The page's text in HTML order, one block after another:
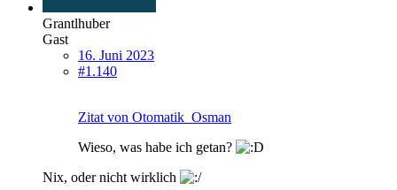
Grantlhuber
Gast
16. Juni 2023
#1.140
Zitat von Otomatik_Osman
Wieso, was habe ich getan?
Nix, oder nicht wirklich